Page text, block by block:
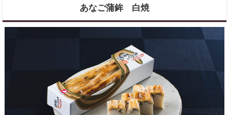
あなご蒲鉾 白焼